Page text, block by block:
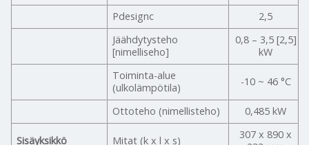
Pdesignc
2,5
Jäähdytysteho
[nimelliseho]
0,8 – 3,5 [2,5]
kW
Toiminta-alue
(ulkolämpötila)
-10 ~ 46 °C
Ottoteho (nimellisteho) 0,485 kW
Sisäyksikkö Mitat (k x l x s)
307 x 890 x